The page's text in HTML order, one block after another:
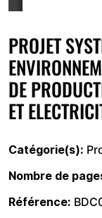
PROJET
DE
ET
Catégorie(s)
Nombre de
Référence